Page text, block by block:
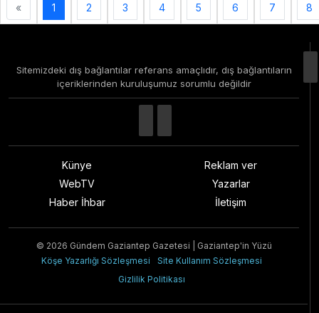
« 1 2 3 4 5 6 7 8
Sitemizdeki dış bağlantılar referans amaçlıdır, dış bağlantıların
içeriklerinden kuruluşumuz sorumlu değildir
Künye
WebTV
Haber İhbar
Reklam ver
Yazarlar
İletişim
© 2026 Gündem Gaziantep Gazetesi | Gaziantep'in Yüzü
Köşe Yazarlığı Sözleşmesi
Site Kullanım Sözleşmesi
Gizlilik Politikası